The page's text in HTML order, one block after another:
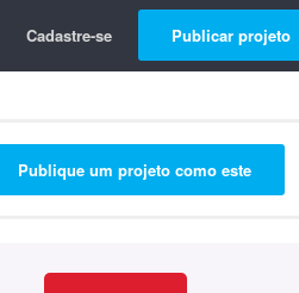
Cadastre-se Publicar projeto
Publique um projeto como este